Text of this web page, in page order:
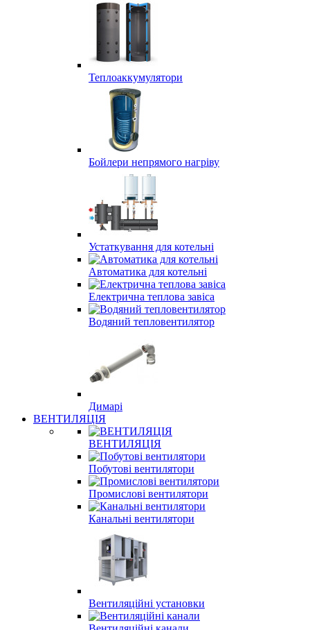
Теплоаккумулятори
Бойлери непрямого нагріву
Устаткування для котельні
Автоматика для котельні
Електрична теплова завіса
Водяний тепловентилятор
Димарі
ВЕНТИЛЯЦІЯ
ВЕНТИЛЯЦІЯ
Побутові вентилятори
Промислові вентилятори
Канальні вентилятори
Вентиляційні установки